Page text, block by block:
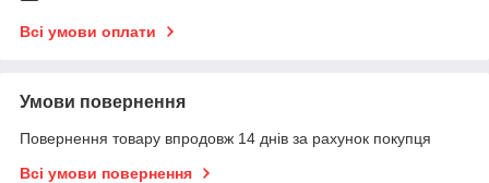
Всі умови оплати
Умови повернення
Повернення товару впродовж 14 днів за рахунок покупця
Всі умови повернення